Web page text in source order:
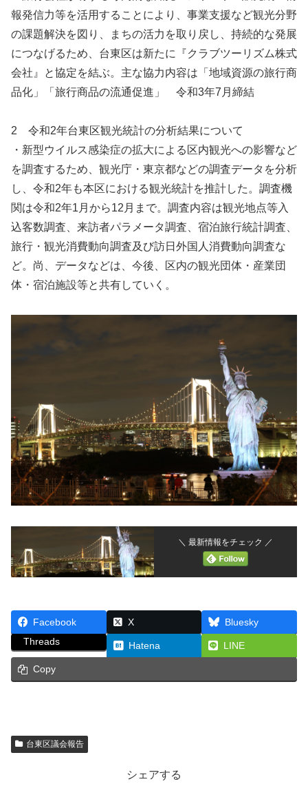
報発信力等を活用することにより、事業支援など観光分野
の課題解決を図り、まちの活力を取り戻し、持続的な発展
につなげるため、台東区は新たに『クラブツーリズム株式
会社』と協定を結ぶ。主な協力内容は「地域資源の旅行商
品化」「旅行商品の流通促進」 令和3年7月締結
2 令和2年台東区観光統計の分析結果について
・新型ウイルス感染症の拡大による区内観光への影響など
を調査するため、観光庁・東京都などの調査データを分析
し、令和2年も本区における観光統計を推計した。調査機
関は令和2年1月から12月まで。調査内容は観光地点等入
込客数調査、来訪者パラメータ調査、宿泊旅行統計調査、
旅行・観光消費動向調査及び訪日外国人消費動向調査な
ど。尚、データなどは、今後、区内の観光団体・産業団
体・宿泊施設等と共有していく。
＼ 最新情報をチェック ／
Facebook X
Bluesky
Threads
Hatena LINE
Copy
台東区議会報告
シェアする